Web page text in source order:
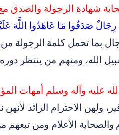
شهادة الرجولة والصدق
صَدَقُوا مَا عَاهَدُوا اللَّهَ
الرجولة
الله، ومنهم من ينتظر
عليه وآله وسلم أمهات
ولهن الاحترام الزائد لأنهن
والصحابة الأعلام ومن تبعهم